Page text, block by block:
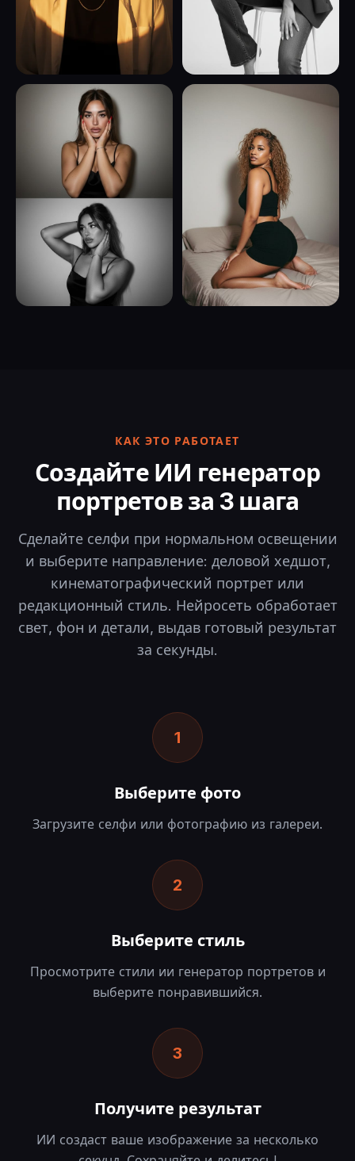
КАК ЭТО РАБОТАЕТ
Создайте ИИ генератор
портретов за 3 шага
Сделайте селфи при нормальном освещении
и выберите направление: деловой хедшот,
кинематографический портрет или
редакционный стиль. Нейросеть обработает
свет, фон и детали, выдав готовый результат
за секунды.
1
Выберите фото
Загрузите селфи или фотографию из галереи.
2
Выберите стиль
Просмотрите стили ии генератор портретов и
выберите понравившийся.
3
Получите результат
ИИ создаст ваше изображение за несколько